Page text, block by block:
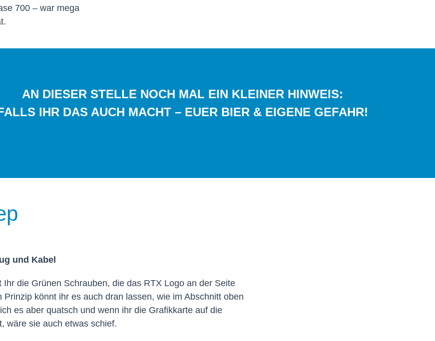
700 – war mega
AN DIESER STELLE NOCH MAL EIN KLEINER HINWEIS:
IHR DAS AUCH MACHT – EUER BIER & EIGENE GEFAHR!
und Kabel
Ihr die Grünen Schrauben, die das RTX Logo an der Seite
Prinzip könnt ihr es auch dran lassen, wie im Abschnitt oben
es aber quatsch und wenn ihr die Grafikkarte auf die
wäre sie auch etwas schief.